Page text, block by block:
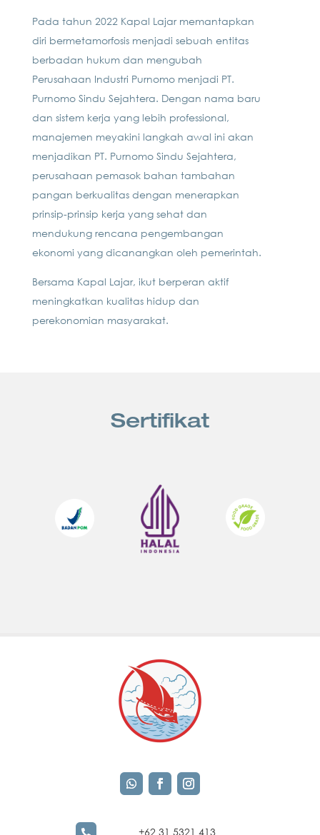
Pada tahun 2022 Kapal Lajar memantapkan
diri bermetamorfosis menjadi sebuah entitas
berbadan hukum dan mengubah
Perusahaan Industri Purnomo menjadi PT.
Purnomo Sindu Sejahtera. Dengan nama baru
dan sistem kerja yang lebih professional,
manajemen meyakini langkah awal ini akan
menjadikan PT. Purnomo Sindu Sejahtera,
perusahaan pemasok bahan tambahan
pangan berkualitas dengan menerapkan
prinsip-prinsip kerja yang sehat dan
mendukung rencana pengembangan
ekonomi yang dicanangkan oleh pemerintah.
Bersama Kapal Lajar, ikut berperan aktif
meningkatkan kualitas hidup dan
perekonomian masyarakat.
Sertifikat
 +62 31 5321 413